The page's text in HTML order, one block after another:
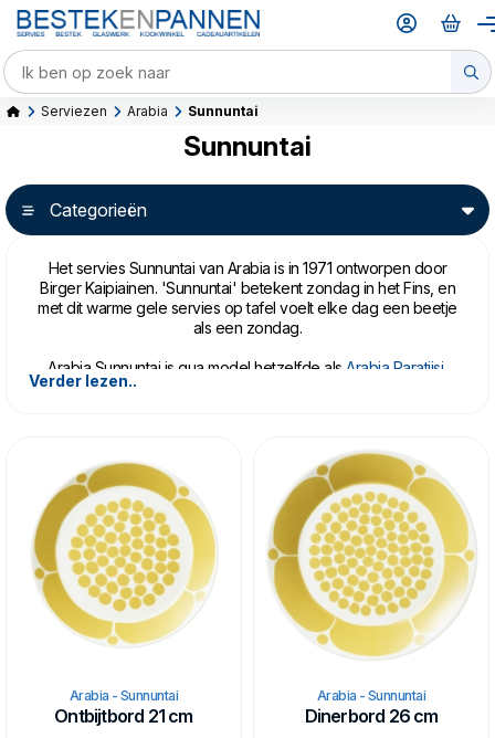
Serviezen Arabia Sunnuntai
Sunnuntai
Categorieën
Het servies Sunnuntai van Arabia is in 1971 ontworpen door
Birger Kaipiainen. 'Sunnuntai' betekent zondag in het Fins, en
met dit warme gele servies op tafel voelt elke dag een beetje
als een zondag.
Arabia Sunnuntai is qua model hetzelfde als Arabia Paratiisi
maar het ook is fantastisch te combineren met
Arabia Sunnuntai is gemaakt van vitro porselein, en kan in de
oven, magnetron, vaatwasser en vriezer.
Verder lezen..
Arabia - Sunnuntai
Ontbijtbord 21 cm
Arabia - Sunnuntai
Dinerbord 26 cm